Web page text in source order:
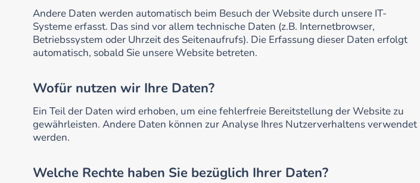
Andere Daten werden automatisch beim Besuch der Website durch unsere IT-
Systeme erfasst. Das sind vor allem technische Daten (z.B. Internetbrowser,
Betriebssystem oder Uhrzeit des Seitenaufrufs). Die Erfassung dieser Daten erfolgt
automatisch, sobald Sie unsere Website betreten.
Wofür nutzen wir Ihre Daten?
Ein Teil der Daten wird erhoben, um eine fehlerfreie Bereitstellung der Website zu
gewährleisten. Andere Daten können zur Analyse Ihres Nutzerverhaltens verwendet
werden.
Welche Rechte haben Sie bezüglich Ihrer Daten?